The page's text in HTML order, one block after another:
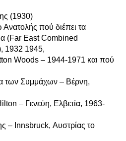
(1930)
πού διέπει τα
(Far East Combined
1932 1945,
Woods – 1944-1971 και πού
των Συμμάχων – Βέρνη,
– Γενεύη, Ελβετία, 1963-
– Innsbruck, Αυστρίας το